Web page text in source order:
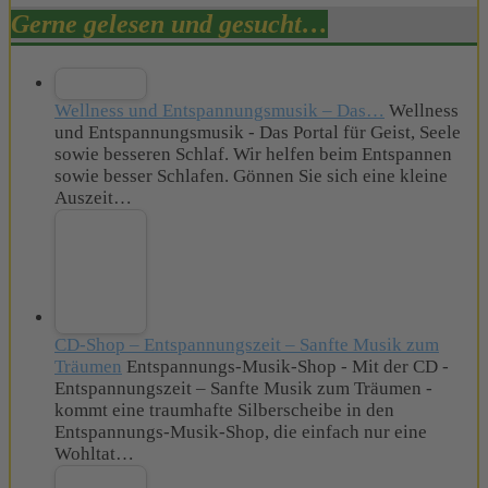
Gerne gelesen und gesucht…
Wellness und Entspannungsmusik – Das… Wellness
und Entspannungsmusik - Das Portal für Geist, Seele
sowie besseren Schlaf. Wir helfen beim Entspannen
sowie besser Schlafen. Gönnen Sie sich eine kleine
Auszeit…
CD-Shop – Entspannungszeit – Sanfte Musik zum
Träumen Entspannungs-Musik-Shop - Mit der CD -
Entspannungszeit – Sanfte Musik zum Träumen -
kommt eine traumhafte Silberscheibe in den
Entspannungs-Musik-Shop, die einfach nur eine
Wohltat…